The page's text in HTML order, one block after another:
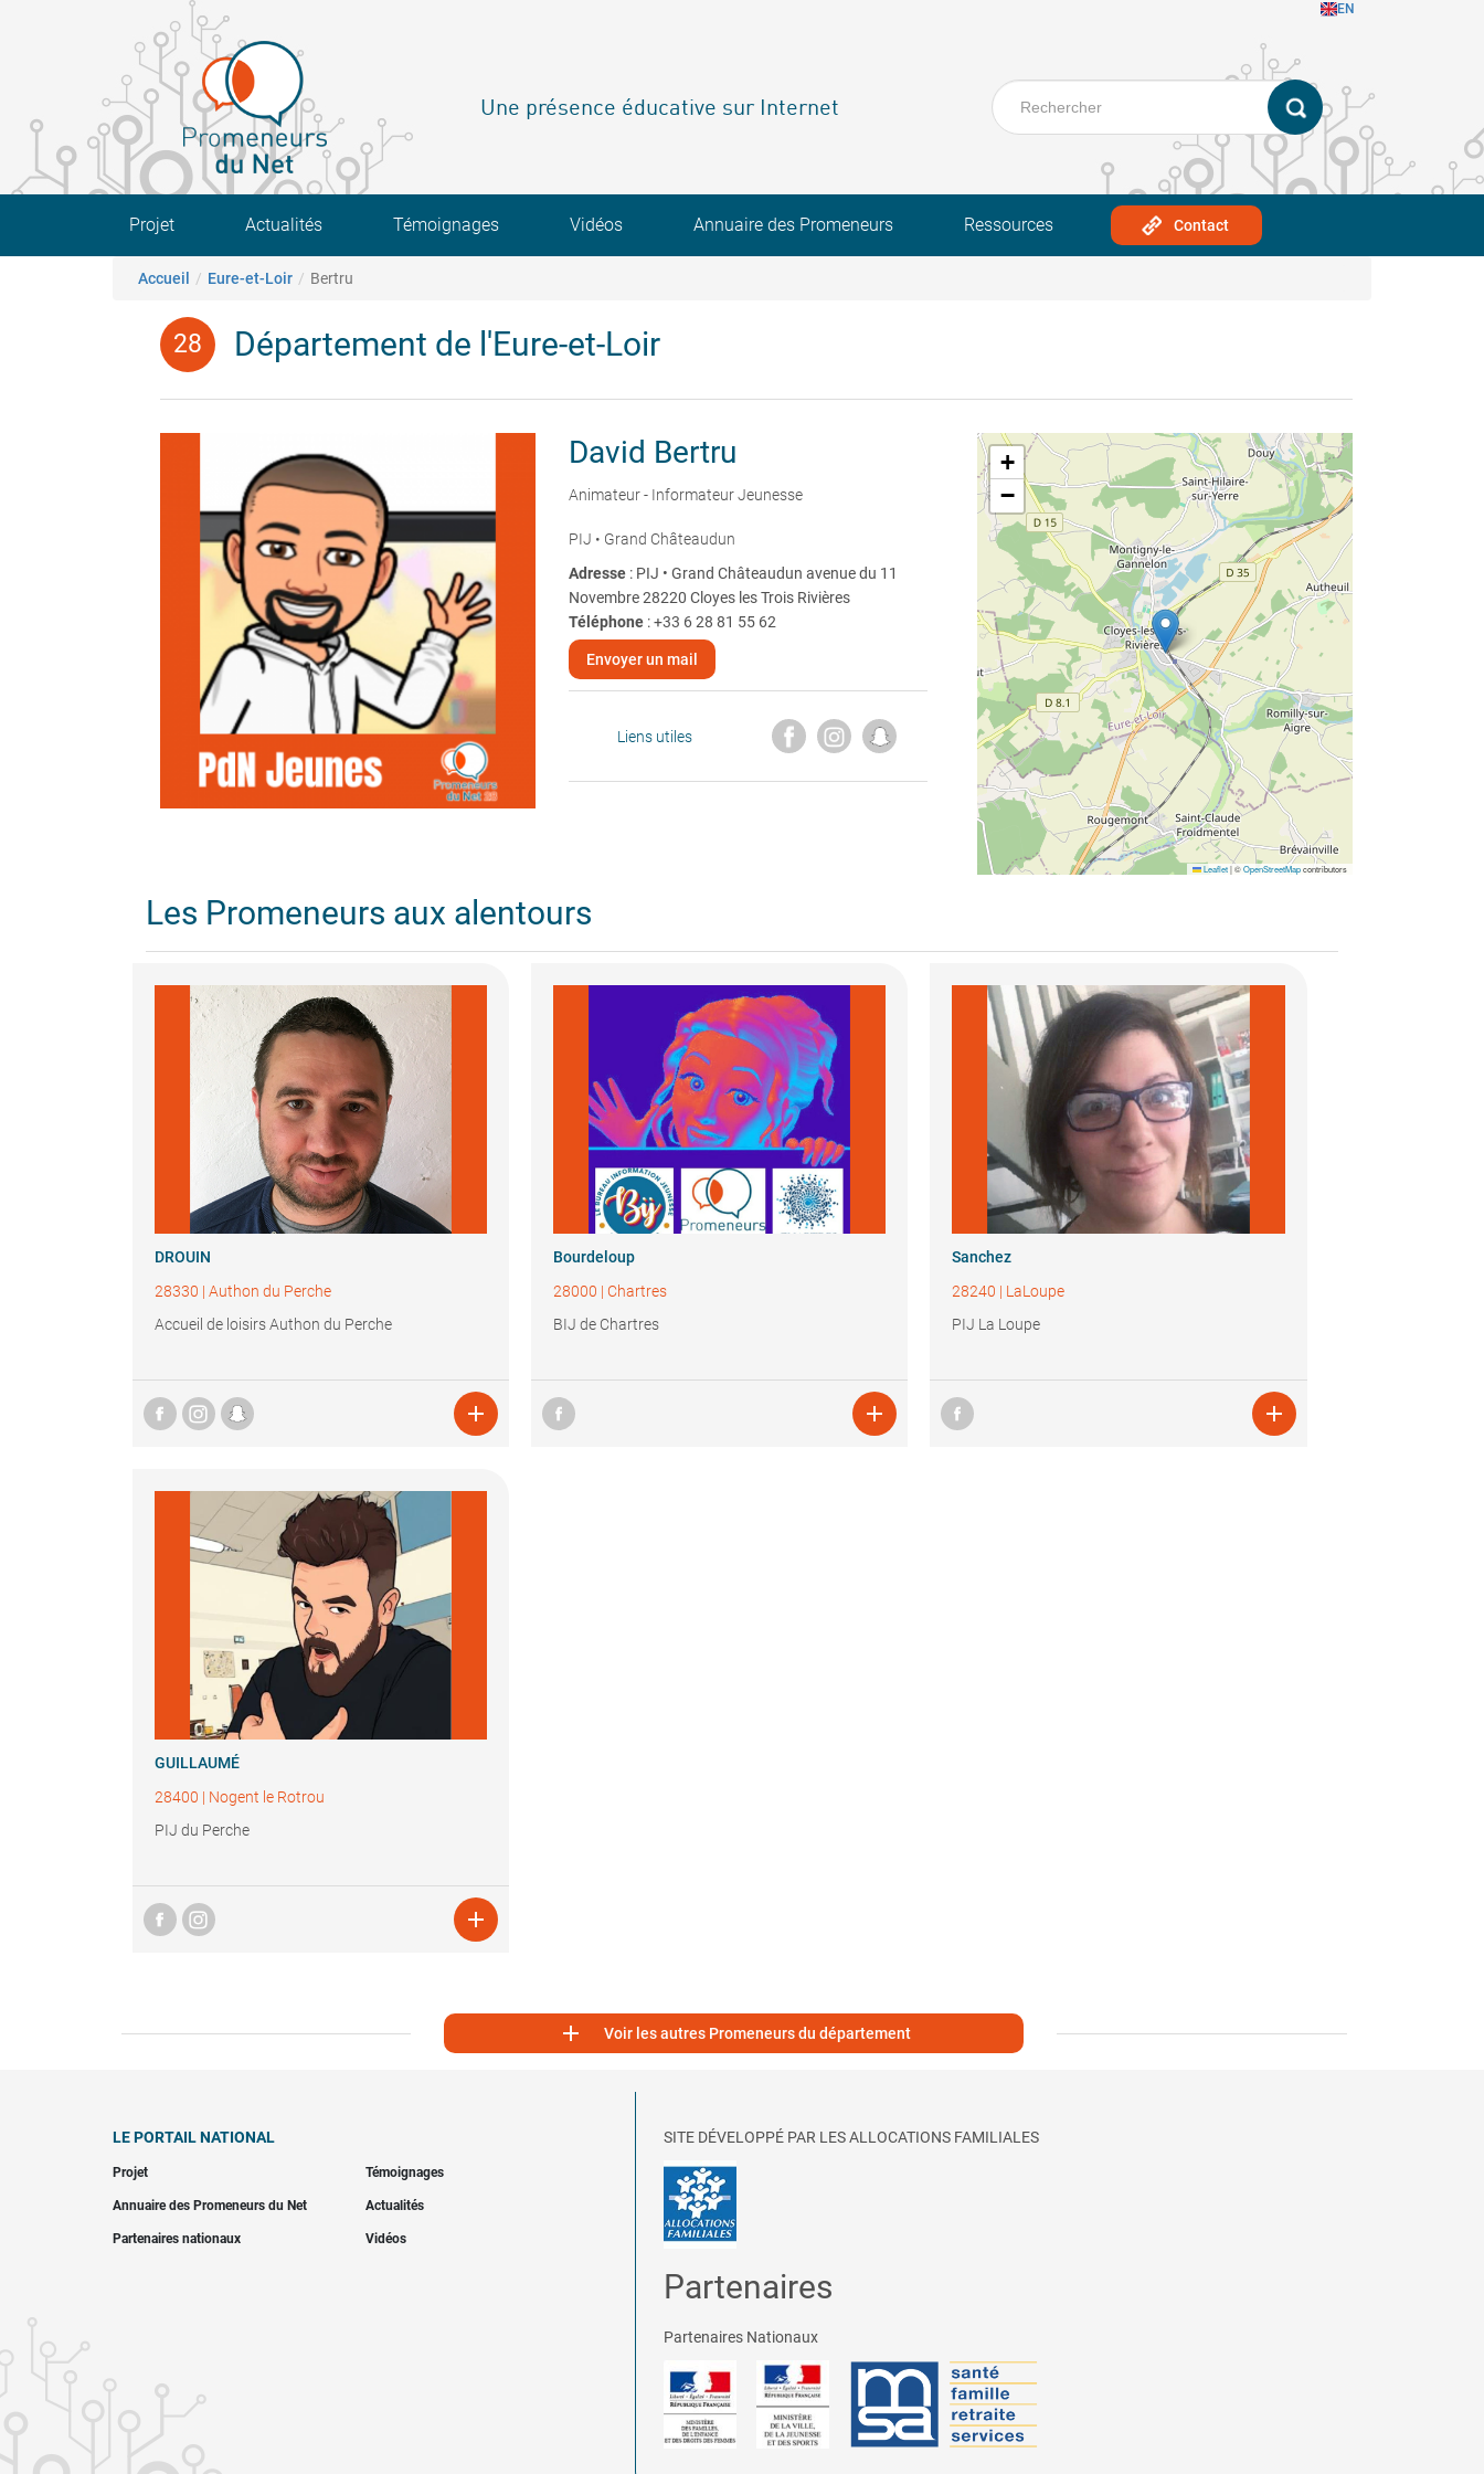
EN
Une présence éducative sur Internet
Main navigation
Projet Actualités Témoignages Vidéos Annuaire des Promeneurs Ressources Contact
Fil d'Ariane
Accueil Eure-et-Loir Bertru
Département de l'Eure-et-Loir
David Bertru
Animateur - Informateur Jeunesse
PIJ • Grand Châteaudun
Adresse : PIJ • Grand Châteaudun avenue du 11
Novembre 28220 Cloyes les Trois Rivières
Téléphone:+33 6 28 81 55 62
Envoyer un mail
Liens utiles
+
−
Leaflet |©OpenStreetMapcontributors
Les Promeneurs aux alentours
DROUIN
28330 | Authon du Perche
Accueil de loisirs Authon du Perche

Bourdeloup
28000 | Chartres
BIJ de Chartres

Sanchez
28240 | LaLoupe
PIJ La Loupe

GUILLAUMÉ
28400 | Nogent le Rotrou
PIJ du Perche

 Voir les autres Promeneurs du département
LE PORTAIL NATIONAL
Projet Témoignages
Annuaire des Promeneurs du Net Actualités
Partenaires nationaux Vidéos
SITE DÉVELOPPÉ PAR LES ALLOCATIONS FAMILIALES
Partenaires
Partenaires Nationaux